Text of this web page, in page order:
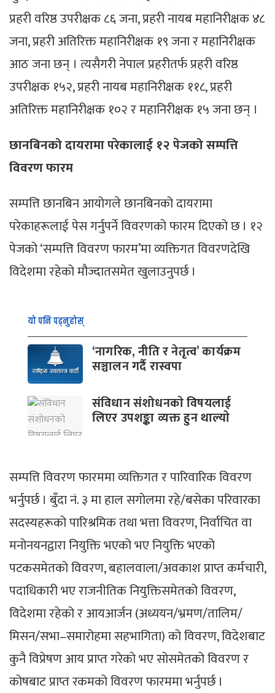
प्रहरी वरिष्ठ उपरीक्षक ८६ जना, प्रहरी नायब महानिरीक्षक ४८
जना, प्रहरी अतिरिक्त महानिरीक्षक १९ जना र महानिरीक्षक
आठ जना छन् । त्यसैगरी नेपाल प्रहरीतर्फ प्रहरी वरिष्ठ
उपरीक्षक १५२, प्रहरी नायब महानिरीक्षक ११८, प्रहरी
अतिरिक्त महानिरीक्षक १०२ र महानिरीक्षक १५ जना छन् ।
छानबिनको दायरामा परेकालाई १२ पेजको सम्पत्ति
विवरण फारम
सम्पत्ति छानबिन आयोगले छानबिनको दायरामा
परेकाहरूलाई पेस गर्नुपर्ने विवरणको फारम दिएको छ । १२
पेजको ‘सम्पत्ति विवरण फारम’मा व्यक्तिगत विवरणदेखि
विदेशमा रहेको मौज्दातसमेत खुलाउनुपर्छ ।
यो पनि पढ्नुहोस्
‘नागरिक, नीति र नेतृत्व’ कार्यक्रम
सञ्चालन गर्दै रास्वपा
संविधान संशोधनकाे विषयलाई
लिएर उपशङ्का व्यक्त हुन थाल्याे
सम्पत्ति विवरण फारममा व्यक्तिगत र पारिवारिक विवरण
भर्नुपर्छ । बुँदा नं. ३ मा हाल सगोलमा रहे/बसेका परिवारका
सदस्यहरूको पारिश्रमिक तथा भत्ता विवरण, निर्वाचित वा
मनोनयनद्वारा नियुक्ति भएको भए नियुक्ति भएको
पटकसमेतको विवरण, बहालवाला/अवकाश प्राप्त कर्मचारी,
पदाधिकारी भए राजनीतिक नियुक्तिसमेतको विवरण,
विदेशमा रहेको र आयआर्जन (अध्ययन/भ्रमण/तालिम/
मिसन/सभा–समारोहमा सहभागिता) को विवरण, विदेशबाट
कुनै विप्रेषण आय प्राप्त गरेको भए सोसमेतको विवरण र
कोषबाट प्राप्त रकमको विवरण फारममा भर्नुपर्छ ।